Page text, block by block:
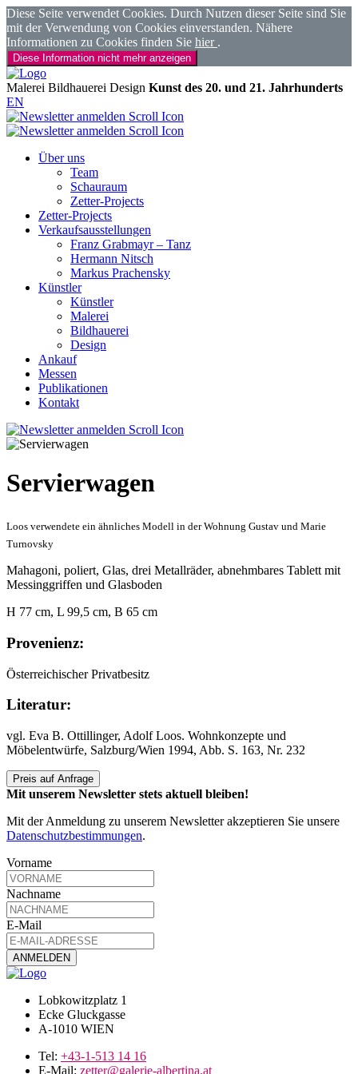
Diese Seite verwendet Cookies. Durch Nutzen dieser Seite sind Sie
mit der Verwendung von Cookies einverstanden. Nähere
Informationen zu Cookies finden Sie hier .
Diese Information nicht mehr anzeigen
Malerei Bildhauerei Design Kunst des 20. und 21. Jahrhunderts
EN
Über uns
Team
Schauraum
Zetter-Projects
Zetter-Projects
Verkaufsausstellungen
Franz Grabmayr – Tanz
Hermann Nitsch
Markus Prachensky
Künstler
Künstler
Malerei
Bildhauerei
Design
Ankauf
Messen
Publikationen
Kontakt
Servierwagen
Loos verwendete ein ähnliches Modell in der Wohnung Gustav und Marie
Turnovsky
Mahagoni, poliert, Glas, drei Metallräder, abnehmbares Tablett mit
Messinggriffen und Glasboden
H 77 cm, L 99,5 cm, B 65 cm
Provenienz:
Österreichischer Privatbesitz
Literatur:
vgl. Eva B. Ottillinger, Adolf Loos. Wohnkonzepte und
Möbelentwürfe, Salzburg/Wien 1994, Abb. S. 163, Nr. 232
Preis auf Anfrage
Mit unserem Newsletter stets aktuell bleiben!
Mit der Anmeldung zu unserem Newsletter akzeptieren Sie unsere
Datenschutzbestimmungen.
Vorname
Nachname
E-Mail
Lobkowitzplatz 1
Ecke Gluckgasse
A-1010 WIEN
Tel: +43-1-513 14 16
E-Mail: zetter@galerie-albertina.at